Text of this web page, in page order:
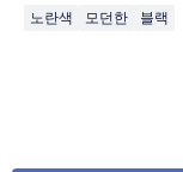
노란색 모던한 블랙